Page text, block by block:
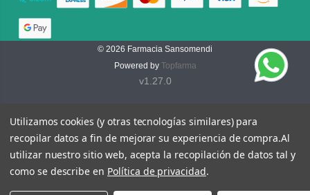
© 2026 Farmacia Sansomendi
Powered by Topfarma
v1.27.0
Utilizamos cookies (y otras tecnologías similares) para
recopilar datos a fin de mejorar su experiencia de compra.Al
utilizar nuestro sitio web, acepta la recopilación de datos tal y
como se describe en Política de privacidad.